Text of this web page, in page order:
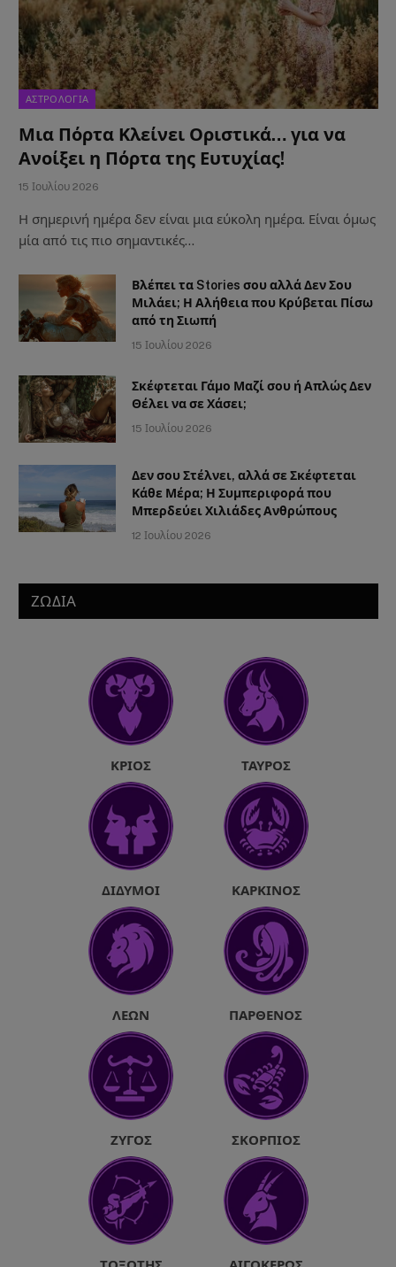
ΑΣΤΡΟΛΟΓΙΑ
Μια Πόρτα Κλείνει Οριστικά… για να
Ανοίξει η Πόρτα της Ευτυχίας!
15 Ιουλίου 2026
Η σημερινή ημέρα δεν είναι μια εύκολη ημέρα. Είναι όμως
μία από τις πιο σημαντικές…
Βλέπει τα Stories σου αλλά Δεν Σου
Μιλάει; Η Αλήθεια που Κρύβεται Πίσω
από τη Σιωπή
15 Ιουλίου 2026
Σκέφτεται Γάμο Μαζί σου ή Απλώς Δεν
Θέλει να σε Χάσει;
15 Ιουλίου 2026
Δεν σου Στέλνει, αλλά σε Σκέφτεται
Κάθε Μέρα; Η Συμπεριφορά που
Μπερδεύει Χιλιάδες Ανθρώπους
12 Ιουλίου 2026
ΖΩΔΙΑ
ΚΡΙΌΣ ΤΑΎΡΟΣ
ΔΊΔΥΜΟΙ ΚΑΡΚΊΝΟΣ
ΛΈΩΝ ΠΑΡΘΈΝΟΣ
ΖΥΓΌΣ ΣΚΟΡΠΙΌΣ